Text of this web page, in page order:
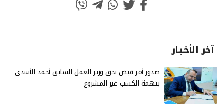
آخر الأخـبـار
صدور أمر قبض بحق وزير العمل السابق أحمد الأسدي
بتهمة الكسب غير المشروع